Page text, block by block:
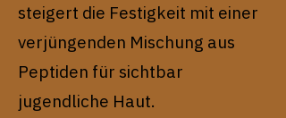
steigert die Festigkeit mit einer
verjüngenden Mischung aus
Peptiden für sichtbar
jugendliche Haut.